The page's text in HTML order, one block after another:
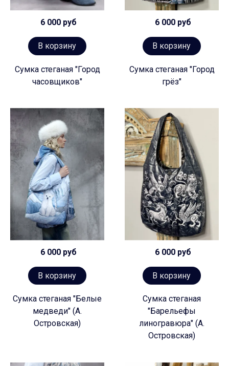
6 000 руб
В корзину
Сумка стеганая "Город
часовщиков"
6 000 руб
В корзину
Сумка стеганая "Город
грёз"
6 000 руб
В корзину
Сумка стеганая "Белые
медведи" (А.
Островская)
6 000 руб
В корзину
Сумка стеганая
"Барельефы
линогравюра" (А.
Островская)